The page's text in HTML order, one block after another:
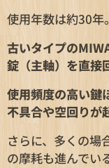
使用年数は約30年。
古いタイプの
錠（主軸）を直接
使用頻度の高い鍵
不具合や空回りが
さらに、多くの場
の摩耗も進んでい